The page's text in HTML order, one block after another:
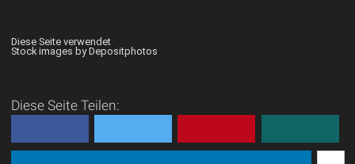
Diese Seite verwendet
Stock images by Depositphotos
Diese Seite Teilen: